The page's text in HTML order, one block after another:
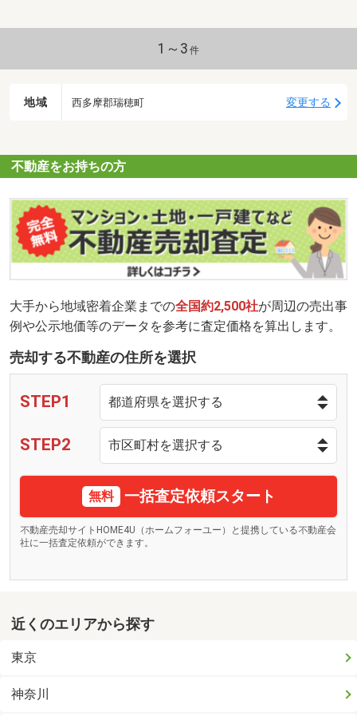
1～3 件
地域 西多摩郡瑞穂町 変更する
不動産をお持ちの方
大手から地域密着企業までの全国約2,500社が周辺の売出事
例や公示地価等のデータを参考に査定価格を算出します。
売却する不動産の住所を選択
STEP1
STEP2
無料 一括査定依頼スタート
不動産売却サイトHOME4U（ホームフォーユー）と提携している不動産会
社に一括査定依頼ができます。
近くのエリアから探す
東京
神奈川